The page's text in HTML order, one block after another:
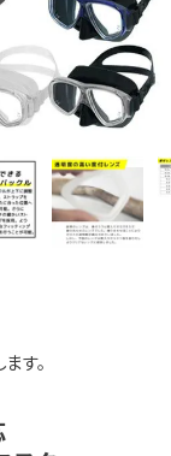
す。